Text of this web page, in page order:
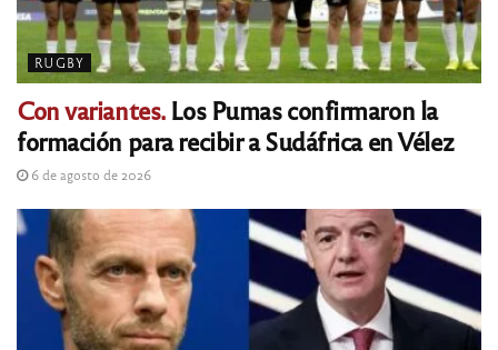
RUGBY
Con variantes.Los Pumas confirmaron la
formación para recibir a Sudáfrica en Vélez
6 de agosto de 2026